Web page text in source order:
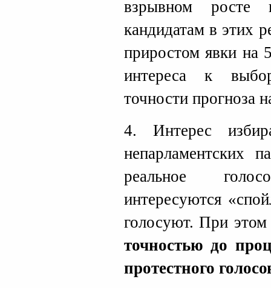
взрывном
кандидатам в этих
приростом явки на
интереса к
точности прогноза
4. Интерес
непарламентских
реальное
интересуются
голосуют. При
точностью до
протестного